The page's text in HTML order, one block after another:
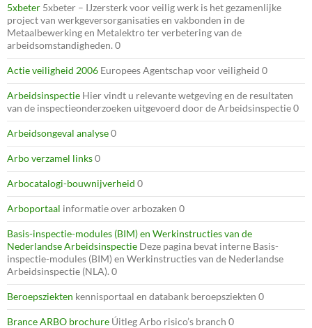
5xbeter 5xbeter – IJzersterk voor veilig werk is het gezamenlijke
project van werkgeversorganisaties en vakbonden in de
Metaalbewerking en Metalektro ter verbetering van de
arbeidsomstandigheden. 0
Actie veiligheid 2006 Europees Agentschap voor veiligheid 0
Arbeidsinspectie Hier vindt u relevante wetgeving en de resultaten
van de inspectieonderzoeken uitgevoerd door de Arbeidsinspectie 0
Arbeidsongeval analyse0
Arbo verzamel links0
Arbocatalogi-bouwnijverheid 0
Arboportaal informatie over arbozaken 0
Basis-inspectie-modules (BIM) en Werkinstructies van de
Nederlandse Arbeidsinspectie Deze pagina bevat interne Basis-
inspectie-modules (BIM) en Werkinstructies van de Nederlandse
Arbeidsinspectie (NLA). 0
Beroepsziekten kennisportaal en databank beroepsziekten 0
Brance ARBO brochure Úitleg Arbo risico’s branch 0